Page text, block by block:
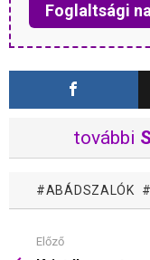
Foglaltsági
további
ABÁDSZALÓK
MutassElőző